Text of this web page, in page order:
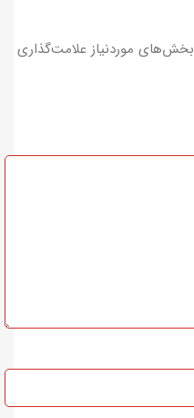
بخش‌های موردنیاز علامت‌گذاری